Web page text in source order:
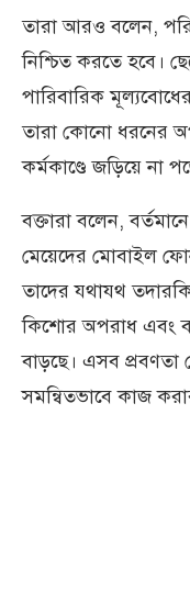
তারা আরও বলেন,
নিশ্চিত করতে হবে।
পারিবারিক
তারা কোনো ধরনের
কর্মকাণ্ডে জড়িয়ে না
বক্তারা বলেন,
মেয়েদের মোবাইল
তাদের যথাযথ
কিশোর অপরাধ এবং
বাড়ছে। এসব প্রবণতা
সমন্বিতভাবে কাজ